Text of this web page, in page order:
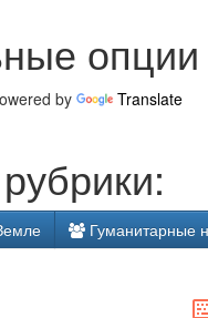
опции
by Translate
Гуманитарные